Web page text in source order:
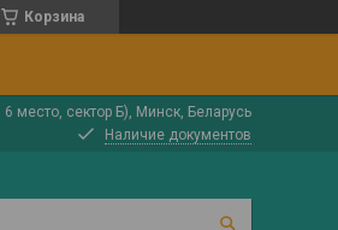
Корзина
место, сектор Б), Минск, Беларусь
Наличие документов